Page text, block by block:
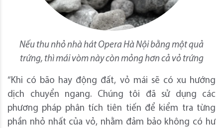
Nếu thu nhỏ nhà hát Opera Hà Nội bằng một quả
trứng, thì mái vòm này còn mỏng hơn cả vỏ trứng
“Khi có bão hay động đất, vỏ mái sẽ có xu hướng
dịch chuyển ngang. Chúng tôi đã sử dụng các
phương pháp phân tích tiên tiến để kiểm tra từng
phần nhỏ nhất của vỏ, nhằm đảm bảo không có hư